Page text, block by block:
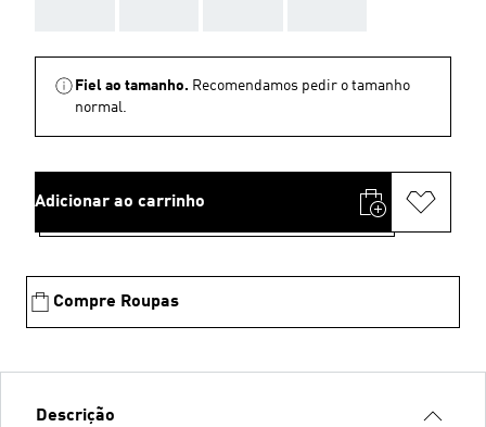
Fiel ao tamanho. Recomendamos pedir o tamanho
normal.
Adicionar ao carrinho
Compre Roupas
Descrição